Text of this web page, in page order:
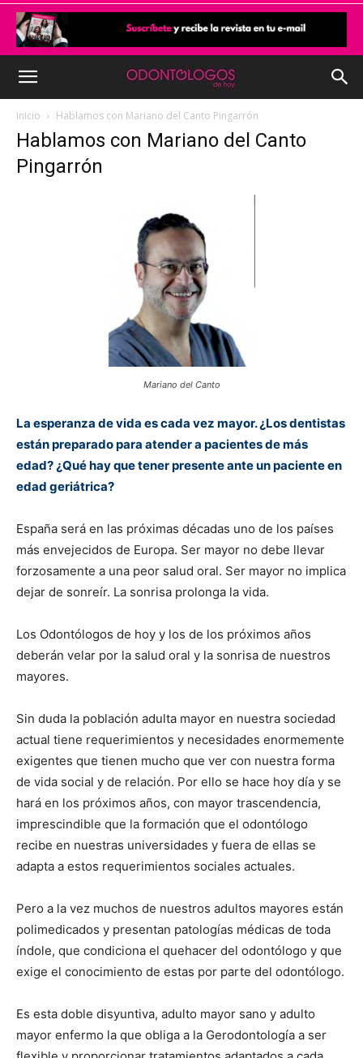
Inicio Hablamos con Mariano del Canto Pingarrón
Hablamos con Mariano del Canto
Pingarrón
Mariano del Canto
La esperanza de vida es cada vez mayor. ¿Los dentistas
están preparado para atender a pacientes de más
edad? ¿Qué hay que tener presente ante un paciente en
edad geriátrica?
España será en las próximas décadas uno de los países
más envejecidos de Europa. Ser mayor no debe llevar
forzosamente a una peor salud oral. Ser mayor no implica
dejar de sonreír. La sonrisa prolonga la vida.
Los Odontólogos de hoy y los de los próximos años
deberán velar por la salud oral y la sonrisa de nuestros
mayores.
Sin duda la población adulta mayor en nuestra sociedad
actual tiene requerimientos y necesidades enormemente
exigentes que tienen mucho que ver con nuestra forma
de vida social y de relación. Por ello se hace hoy día y se
hará en los próximos años, con mayor trascendencia,
imprescindible que la formación que el odontólogo
recibe en nuestras universidades y fuera de ellas se
adapta a estos requerimientos sociales actuales.
Pero a la vez muchos de nuestros adultos mayores están
polimedicados y presentan patologías médicas de toda
índole, que condiciona el quehacer del odontólogo y que
exige el conocimiento de estas por parte del odontólogo.
Es esta doble disyuntiva, adulto mayor sano y adulto
mayor enfermo la que obliga a la Gerodontología a ser